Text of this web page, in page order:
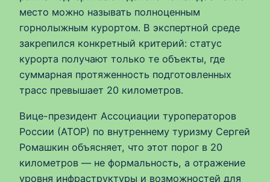
место можно называть полноценным
горнолыжным курортом. В экспертной среде
закрепился конкретный критерий: статус
курорта получают только те объекты, где
суммарная протяженность подготовленных
трасс превышает 20 километров.
Вице-президент Ассоциации туроператоров
России (АТОР) по внутреннему туризму Сергей
Ромашкин объясняет, что этот порог в 20
километров — не формальность, а отражение
уровня инфраструктуры и возможностей для